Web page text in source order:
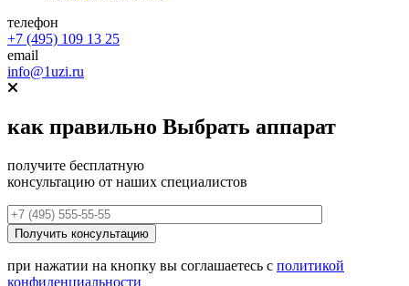
телефон
+7 (495) 109 13 25
email
info@1uzi.ru
как правильно Выбрать аппарат
получите бесплатную
консультацию от наших специалистов
при нажатии на кнопку вы соглашаетесь с политикой
конфиденциальности